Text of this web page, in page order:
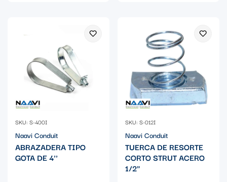
SKU: S-400I
Naavi Conduit
ABRAZADERA TIPO
GOTA DE 4''
SKU: S-012I
Naavi Conduit
TUERCA DE RESORTE
CORTO STRUT ACERO
1/2"